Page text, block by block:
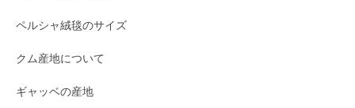
ペルシャ絨毯のサイズ
クム産地について
ギャッベの産地